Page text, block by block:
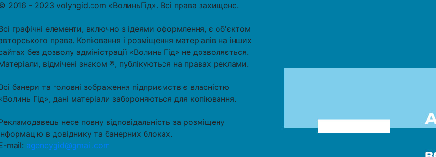
2016 - 2023 volyngid.com «ВолиньГід». Всі права захищено.
графічні елементи, включно з ідеями оформлення, є об'єктом
права. Копіювання і розміщення матеріалів на інших
без дозволу адміністрації «Волинь Гід» не дозволяється.
відмічені знаком ℗, публікуються на правах реклами.
банери та головні зображення підприємств є власністю
Гід», дані матеріали забороняються для копіювання.
несе повну відповідальність за розміщену
в довіднику та банерних блоках.
mail: agencygid@gmail.com